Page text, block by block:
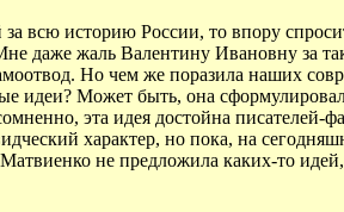
историю России, то впору
даже жаль Валентину Ивановну за
Но чем же поразила наших
идеи? Может быть, она
эта идея достойна писателей-
характер, но пока, на
не предложила каких-то